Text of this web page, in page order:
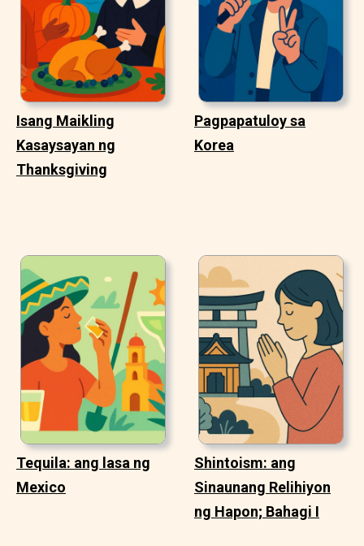
Isang Maikling
Kasaysayan ng
Thanksgiving
Pagpapatuloy sa
Korea
Tequila: ang lasa ng
Mexico
Shintoism: ang
Sinaunang Relihiyon
ng Hapon; Bahagi I